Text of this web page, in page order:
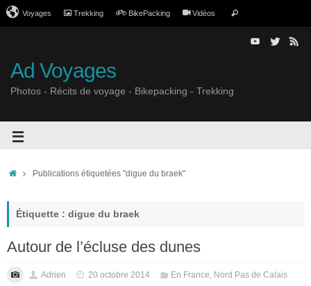
Voyages Trekking BikePacking Vidéos
Ad Voyages
Photos - Récits de voyage - Bikepacking - Trekking
Publications étiquetées "digue du braek"
Étiquette : digue du braek
Autour de l’écluse des dunes
Adrien 20 octobre 2014 En France, Nord Pas de Calais